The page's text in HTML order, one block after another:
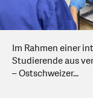
Im Rahmen einer
Studierende aus
– Ostschweizer...